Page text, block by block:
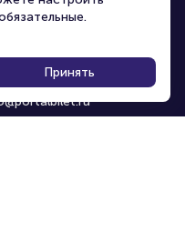
500-42-62
226-15-14
до 21:00,
Принять